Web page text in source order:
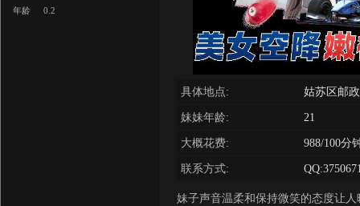
年龄
0.2
具体地点: 姑苏区邮
妹妹年龄: 21
大概花费: 988/100分
联系方式:
妹子声音温柔和保持微笑的态度让